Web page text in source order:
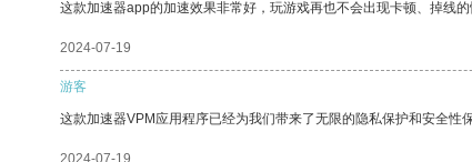
这款加速器app的加速效果非常好，玩游戏再也不会出现卡顿、掉线
2024-07-19
游客
这款加速器VPM应用程序已经为我们带来了无限的隐私保护和安全性保
2024-07-19